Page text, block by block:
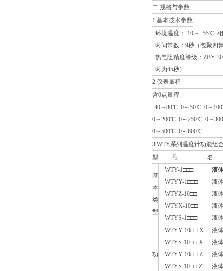
二 规格与参数
1.基本技术参数
环境温度：-10～+55℃
时间常数：9秒（包聚四
热电阻精度等级：ZBY
时为45秒）
2.仪表量程
含0点量程
-40～80℃ 0～50℃ 0～
0～200℃ 0～250℃ 0～
0～500℃ 0～600℃
3.WTY系列温度计功能组
型 号
基
本
类
型
WTY-1□□□
WTYY-1□□□
WTYZ-10□□
WTYX-10□□
WTYS-1□□□
液
液
液
液
液
功
WTYY-10□□-X
WTYS-10□□-X
WTYY-10□□-Z
WTYS-10□□-Z
液
液
液
液